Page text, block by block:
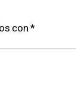
con*